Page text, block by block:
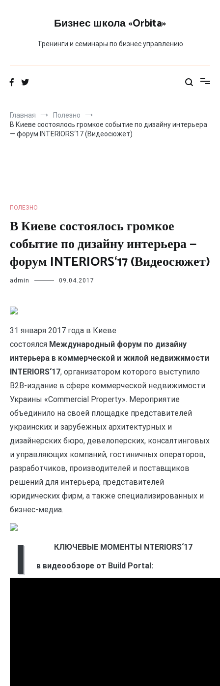
Бизнес школа «Orbita»
Тренинги и семинары по бизнес управлению
Главная
Полезно
В Киеве состоялось громкое событие по дизайну интерьера
— форум INTERIORS‘17 (Видеосюжет)
ПОЛЕЗНО
В Киеве состоялось громкое
событие по дизайну интерьера —
форум INTERIORS‘17 (Видеосюжет)
admin 09.04.2017
31 января 2017 года в Киеве
состоялся Международный форум по дизайну
интерьера в коммерческой и жилой недвижимости
INTERIORS‘17, организатором которого выступило
В2В-издание в сфере коммерческой недвижимости
Украины «Commercial Property». Мероприятие
объединило на своей площадке представителей
украинских и зарубежных архитектурных и
дизайнерских бюро, девелоперских, консалтинговых
и управляющих компаний, гостиничных операторов,
разработчиков, производителей и поставщиков
решений для интерьера, представителей
юридических фирм, а также специализированных и
бизнес-медиа.
КЛЮЧЕВЫЕ МОМЕНТЫ
I
NTERIORS‘17
в видеообзоре от Build Portal: